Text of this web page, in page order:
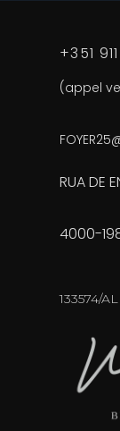
+351
(appel
RUA DE
4000-
133574/AL